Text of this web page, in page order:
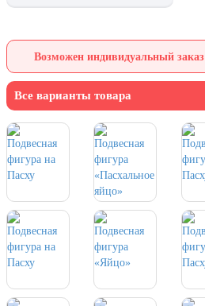
День нефтяника (первое воскресенье
воскресенье сентября)
1 октября, Международный день
пожилых людей
5 октября, День учителя
19 октября, День Отца
25 октября, День Таможенника
Российской Федерации
28 октября, День Бабушек и Дедушек
Хэллоуин
Возможен индивидуальный заказ
Все варианты товара